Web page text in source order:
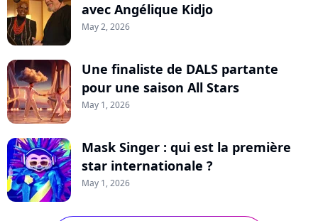
avec Angélique Kidjo
May 2, 2026
Une finaliste de DALS partante
pour une saison All Stars
May 1, 2026
Mask Singer : qui est la première
star internationale ?
May 1, 2026